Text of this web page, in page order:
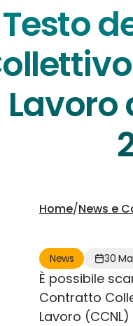
Testo
Lavoro
Home/News e
News 30
È possibile
Contratto
Lavoro